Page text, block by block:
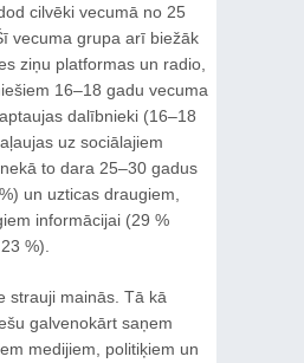
cilvēki vecumā no 25
vecuma grupa arī biežāk
ziņu platformas un radio,
16–18 gadu vecuma
dalībnieki (16–18
uz sociālajiem
to dara 25–30 gadus
un uzticas draugiem,
informācijai (29 %
%).
strauji mainās. Tā kā
galvenokārt saņem
medijiem, politiķiem un